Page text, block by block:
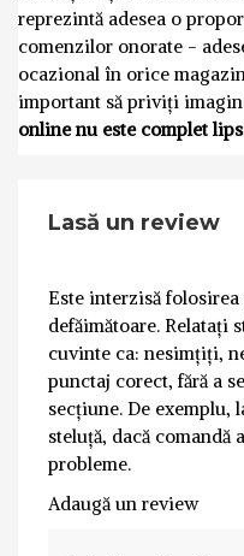
reprezintă adesea o
comenzilor onorate -
ocazional în orice
important să priviți
online nu este complet
Lasă un review
Este interzisă
defăimătoare. Relatați
cuvinte ca: nesimțiți,
punctaj corect, fără a
secțiune. De exemplu,
steluță, dacă comandă
probleme.
Adaugă un review